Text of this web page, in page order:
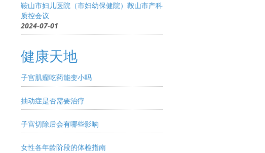
鞍山市妇儿医院（市妇幼保健院）鞍山市产科
质控会议
2024-07-01
健康天地
子宫肌瘤吃药能变小吗
抽动症是否需要治疗
子宫切除后会有哪些影响
女性各年龄阶段的体检指南